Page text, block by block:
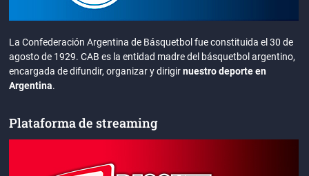
La Confederación Argentina de Básquetbol fue constituida el 30 de
agosto de 1929. CAB es la entidad madre del básquetbol argentino,
encargada de difundir, organizar y dirigirnuestro deporte en
Argentina.
Plataforma de streaming